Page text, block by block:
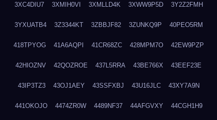
3XC4DIU7 3XMIH0VI 3XMLLD4K 3XWW9P5D 3Y2Z2FMH
3YXUATB4 3Z3344KT 3ZBBJF82 3ZUNKQ9P 40PEO5RM
418TPYOG 41A6AQPI 41CR68ZC 428MPM7O 42EW9PZP
42HIOZNV 42QOZROE 437L5RRA 43BE766X 43EEF23E
43IP3TZ3 43OJ1AEY 43SSFXBJ 43U16JLC 43XY7A9N
441OKOJO 4474ZR0W 4489NF37 44AFGVXY 44CGH1H9